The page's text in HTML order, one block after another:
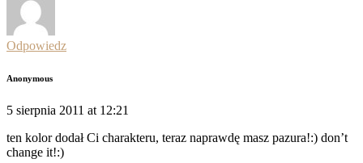
Odpowiedz
Anonymous
5 sierpnia 2011 at 12:21
ten kolor dodał Ci charakteru, teraz naprawdę masz pazura!:) don’t
change it!:)